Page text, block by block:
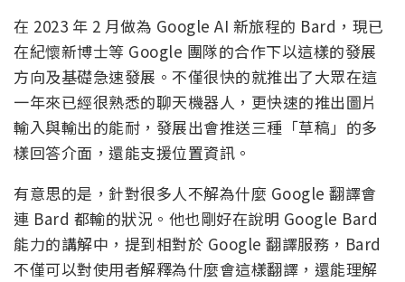
在 2023 年 2 月做為 Google AI 新旅程的 Bard，現已
在紀懷新博士等 Google 團隊的合作下以這樣的發展
方向及基礎急速發展。不僅很快的就推出了大眾在這
一年來已經很熟悉的聊天機器人，更快速的推出圖片
輸入與輸出的能耐，發展出會推送三種「草稿」的多
樣回答介面，還能支援位置資訊。
有意思的是，針對很多人不解為什麼 Google 翻譯會
連 Bard 都輸的狀況。他也剛好在說明 Google Bard
能力的講解中，提到相對於 Google 翻譯服務，Bard
不僅可以對使用者解釋為什麼會這樣翻譯，還能理解